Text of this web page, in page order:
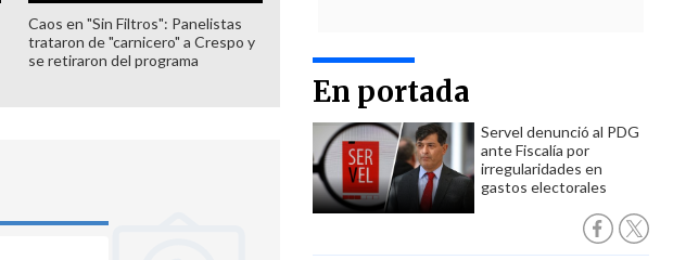
En portada
Servel denunció al PDG
ante Fiscalía por
irregularidades en
gastos electorales
Caos en "Sin Filtros": Panelistas
trataron de "carnicero" a Crespo y
se retiraron del programa